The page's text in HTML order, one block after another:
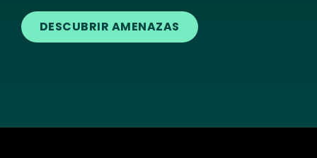
DESCUBRIR AMENAZAS